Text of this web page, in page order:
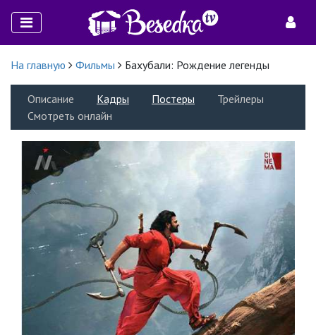
На главную Фильмы Бахубали: Рождение легенды
Описание Кадры Постеры
Трейлеры
Смотреть онлайн